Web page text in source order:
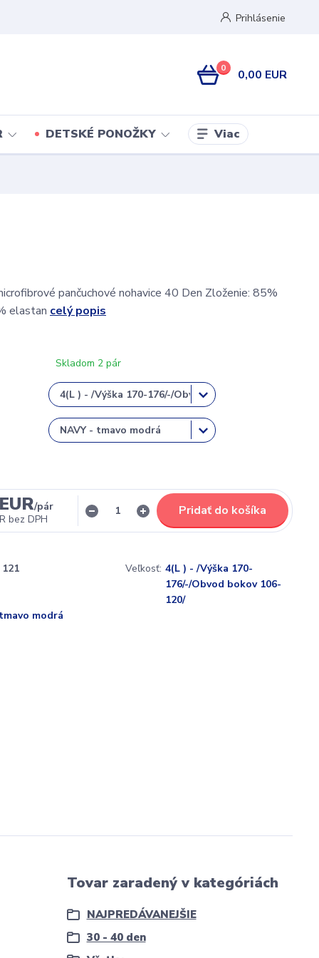
Prihlásenie
0 0,00 EUR
DETSKÉ PONOŽKY Viac
pančuchové nohavice 40 Den Zloženie: 85%
elastan celý popis
Skladom 2 pár
/pár
bez DPH
Pridať do košíka
121 Veľkosť: 4(L ) - /Výška 170-
176/-/Obvod bokov 106-
120/
modrá
Tovar zaradený v kategóriách
NAJPREDÁVANEJŠIE
30 - 40 den